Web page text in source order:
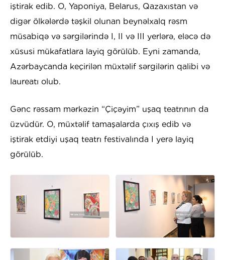
iştirak edib. O, Yaponiya, Belarus, Qazaxıstan və
digər ölkələrdə təşkil olunan beynəlxalq rəsm
müsabiqə və sərgilərində I, II və III yerlərə, eləcə də
xüsusi mükafatlara layiq görülüb. Eyni zamanda,
Azərbaycanda keçirilən müxtəlif sərgilərin qalibi və
laureatı olub.
Gənc rəssam mərkəzin “Çiçəyim” uşaq teatrının da
üzvüdür. O, müxtəlif tamaşalarda çıxış edib və
iştirak etdiyi uşaq teatrı festivalında I yerə layiq
görülüb.